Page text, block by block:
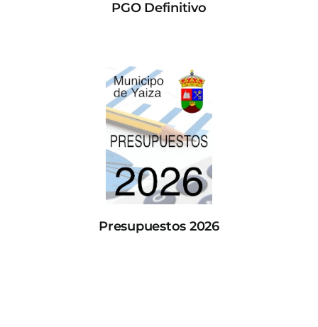
PGO Definitivo
Presupuestos 2026